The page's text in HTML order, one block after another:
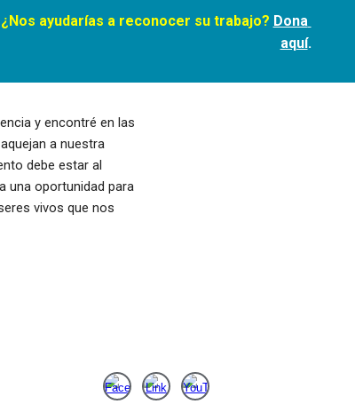
ayudarías a reconocer su trabajo? Dona
aquí.
y encontré en las
a nuestra
debe estar al
una oportunidad para
vivos que nos